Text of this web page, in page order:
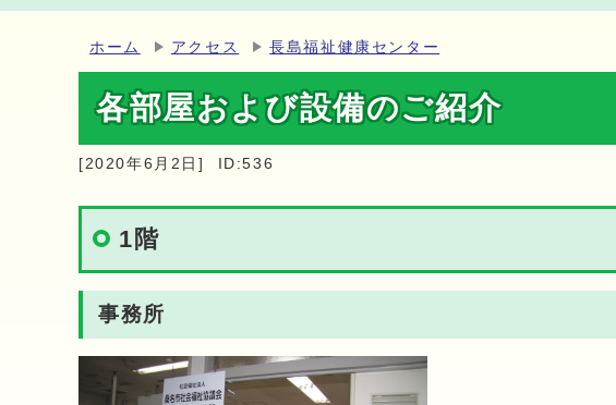
ホーム アクセス 長島福祉健康センター
各部屋および設備のご紹介
[2020年6月2日] ID:536
1階
事務所